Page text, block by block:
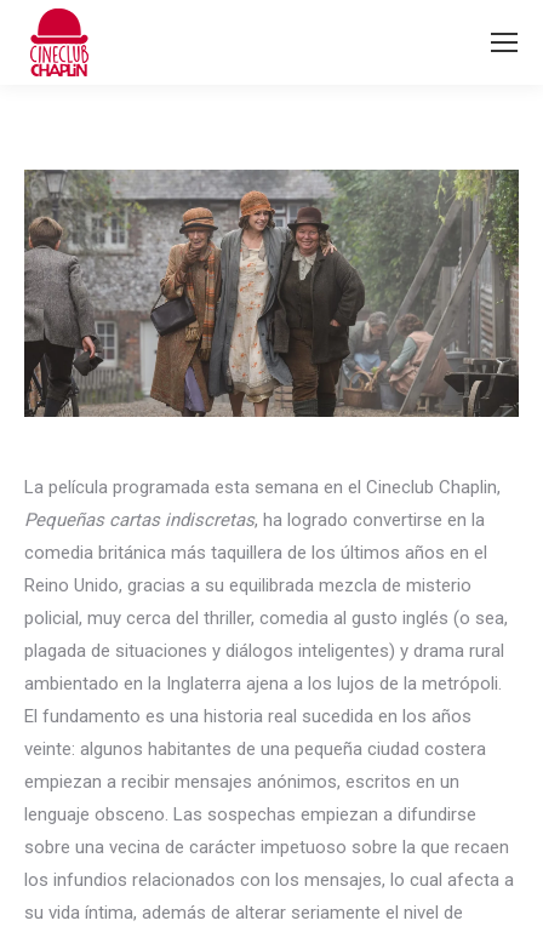
La película programada esta semana en el Cineclub Chaplin,
Pequeñas cartas indiscretas, ha logrado convertirse en la
comedia británica más taquillera de los últimos años en el
Reino Unido, gracias a su equilibrada mezcla de misterio
policial, muy cerca del thriller, comedia al gusto inglés (o sea,
plagada de situaciones y diálogos inteligentes) y drama rural
ambientado en la Inglaterra ajena a los lujos de la metrópoli.
El fundamento es una historia real sucedida en los años
veinte: algunos habitantes de una pequeña ciudad costera
empiezan a recibir mensajes anónimos, escritos en un
lenguaje obsceno. Las sospechas empiezan a difundirse
sobre una vecina de carácter impetuoso sobre la que recaen
los infundios relacionados con los mensajes, lo cual afecta a
su vida íntima, además de alterar seriamente el nivel de